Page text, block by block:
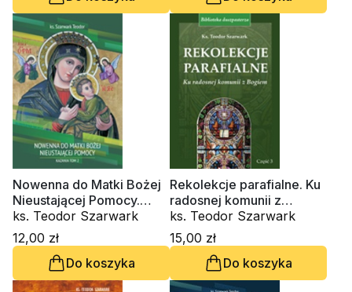
Nowenna do Matki Bożej
Nieustającej Pomocy.
Kazania tom II
ks. Teodor Szarwark
12,00 zł
Do koszyka
Rekolekcje parafialne. Ku
radosnej komunii z
Bogiem. Część 3
ks. Teodor Szarwark
15,00 zł
Do koszyka